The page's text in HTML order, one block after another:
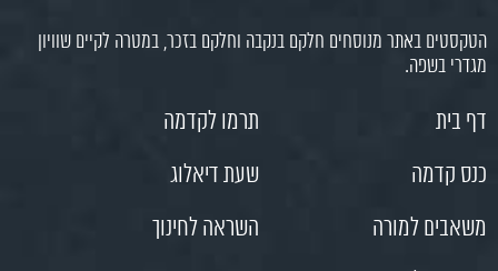
הטקסטים באתר מנוסחים חלקם בנקבה וחלקם בזכר, במטרה לקיים שוויון
מגדרי בשפה.
דף בית
תרמו לקדמה
כנס קדמה
שעת דיאלוג
משאבים למורה
השראה לחינוך